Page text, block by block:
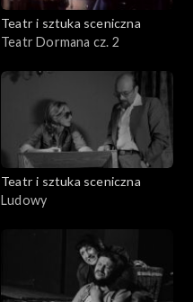
Teatr i sztuka sceniczna
Teatr Dormana cz. 2
Teatr i sztuka sceniczna
Ludowy